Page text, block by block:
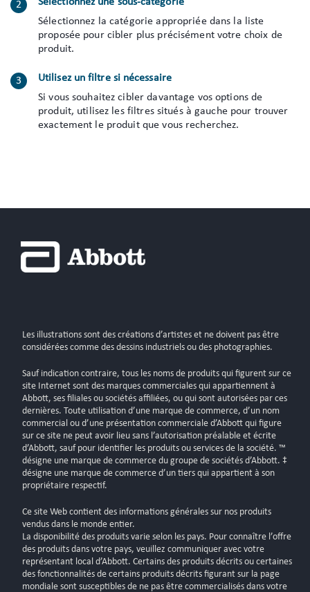
Sélectionnez la catégorie appropriée dans la liste
proposée pour cibler plus précisément votre choix de
produit.
Utilisez un filtre si nécessaire
Si vous souhaitez cibler davantage vos options de
produit, utilisez les filtres situés à gauche pour trouver
exactement le produit que vous recherchez.
Les illustrations sont des créations d’artistes et ne doivent pas être
considérées comme des dessins industriels ou des photographies.
Sauf indication contraire, tous les noms de produits qui figurent sur ce
site Internet sont des marques commerciales qui appartiennent à
Abbott, ses filiales ou sociétés affiliées, ou qui sont autorisées par ces
dernières. Toute utilisation d’une marque de commerce, d’un nom
commercial ou d’une présentation commerciale d’Abbott qui figure
sur ce site ne peut avoir lieu sans l’autorisation préalable et écrite
d’Abbott, sauf pour identifier les produits ou services de la société. ™
désigne une marque de commerce du groupe de sociétés d’Abbott. ‡
désigne une marque de commerce d’un tiers qui appartient à son
propriétaire respectif.
Ce site Web contient des informations générales sur nos produits
vendus dans le monde entier.
La disponibilité des produits varie selon les pays. Pour connaître l’offre
des produits dans votre pays, veuillez communiquer avec votre
représentant local d’Abbott. Certains des produits décrits ou certaines
des fonctionnalités de certains produits décrits figurant sur la page
mondiale sont susceptibles de ne pas être commercialisés dans votre